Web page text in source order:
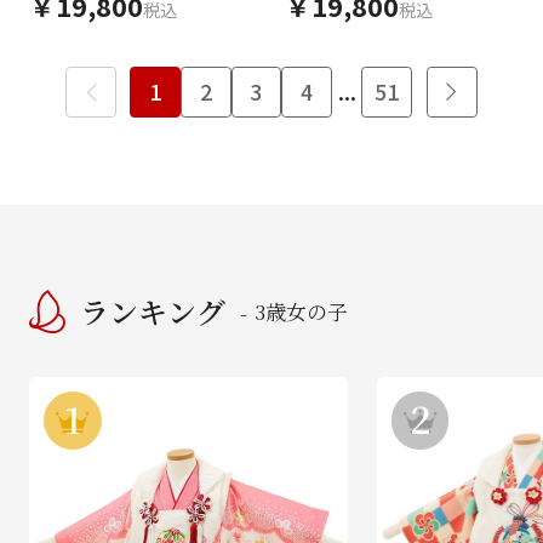
税込 税込
1 2 3 4 ... 51
ランキング - 3歳女の子
1 2